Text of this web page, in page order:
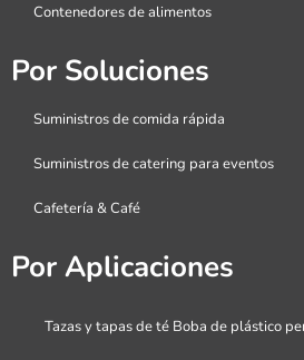
Contenedores de alimentos
Por Soluciones
Suministros de comida rápida
Suministros de catering para eventos
Cafetería & Café
Por Aplicaciones
Tazas y tapas de té Boba de plástico